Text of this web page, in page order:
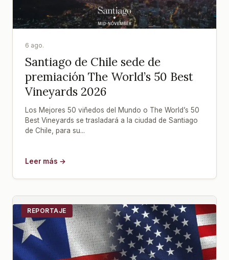
6 ago.
Santiago de Chile sede de
premiación The World’s 50 Best
Vineyards 2026
Los Mejores 50 viñedos del Mundo o The World’s 50
Best Vineyards se trasladará a la ciudad de Santiago
de Chile, para su...
Leer más →
REPORTAJE